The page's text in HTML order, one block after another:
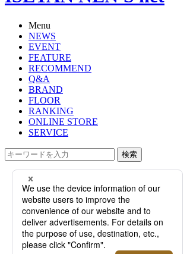
Menu
NEWS
EVENT
FEATURE
RECOMMEND
Q&A
BRAND
FLOOR
RANKING
ONLINE STORE
SERVICE
検索
TOP
PHOTO
＜アコニ＞｜2026年春夏の新作をは
じめとするアイウェアを、メンズ・
レディースともにご紹介。【伊勢丹
新宿店】